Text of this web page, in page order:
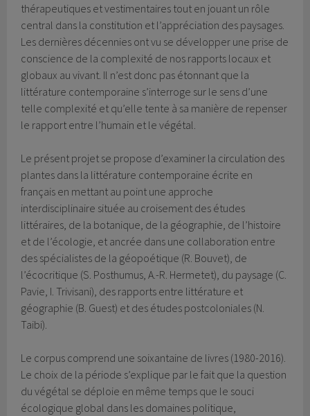
thérapeutiques et vestimentaires tout en jouant un rôle
central dans la constitution et l’appréciation des paysages.
Les dernières décennies ont vu se développer une prise de
conscience de la complexité de nos rapports locaux et
globaux au vivant. Il n’est donc pas étonnant que la
littérature contemporaine s’interroge sur le sens d’une
telle complexité et qu’elle tente à sa manière de repenser
le rapport entre l’humain et le végétal.
Le présent projet se propose d’examiner la circulation des
plantes dans la littérature contemporaine écrite en
français en mettant au point une approche
interdisciplinaire située au croisement des études
littéraires, de la botanique, de la géographie, de l’histoire
et de l’écologie, et ancrée dans une collaboration entre
des spécialistes de la géopoétique (R. Bouvet), de
l’écocritique (S. Posthumus, A.-R. Hermetet), du paysage (C.
Pavie, I. Trivisani), des rapports entre littérature et
géographie (B. Guest) et des études postcoloniales (N.
Taibi).
Le corpus comprend une soixantaine de livres (1980-2016).
Le choix de la période s’explique par le fait que la question
du végétal se déploie en même temps que le souci
écologique global dans les domaines politique,